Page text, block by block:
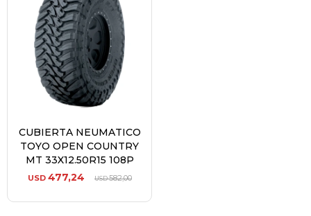
CUBIERTA NEUMATICO
TOYO OPEN COUNTRY
MT 33X12.50R15 108P
USD 477,24 USD582,00